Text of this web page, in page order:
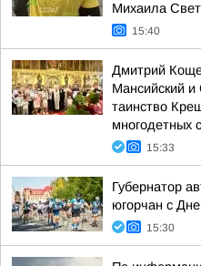
Михаила
15:40
Дмитрий
Мансийский и
таинство
многодетных
15:33
Губернатор
югорчан с
15:30